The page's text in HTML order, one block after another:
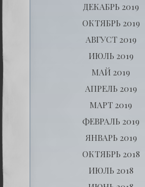
ДЕКАБРЬ 2019
ОКТЯБРЬ 2019
АВГУСТ 2019
ИЮЛЬ 2019
МАЙ 2019
АПРЕЛЬ 2019
МАРТ 2019
ФЕВРАЛЬ 2019
ЯНВАРЬ 2019
ОКТЯБРЬ 2018
ИЮЛЬ 2018